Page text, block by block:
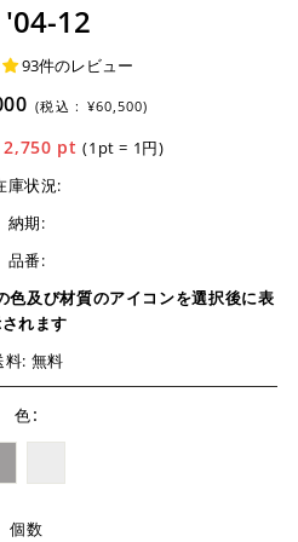
'04-12
93件のレビュー
(税込 : ¥60,500)
2,750 pt(1pt = 1円)
庫状況:
納期:
品番:
色及び材質のアイコンを選択後に表
れます
料: 無料
色:
個数